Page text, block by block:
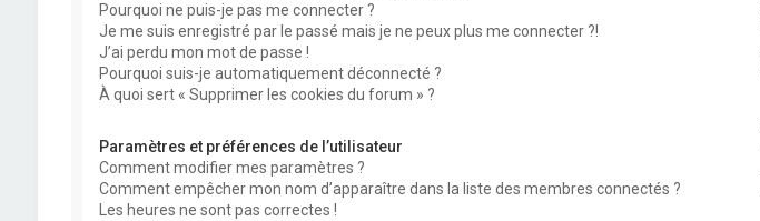
Pourquoi ne puis-je pas me connecter ?
Je me suis enregistré par le passé mais je ne peux plus me connecter ?!
J’ai perdu mon mot de passe !
Pourquoi suis-je automatiquement déconnecté ?
À quoi sert « Supprimer les cookies du forum » ?
Paramètres et préférences de l’utilisateur
Comment modifier mes paramètres ?
Comment empêcher mon nom d’apparaître dans la liste des membres connectés ?
Les heures ne sont pas correctes !